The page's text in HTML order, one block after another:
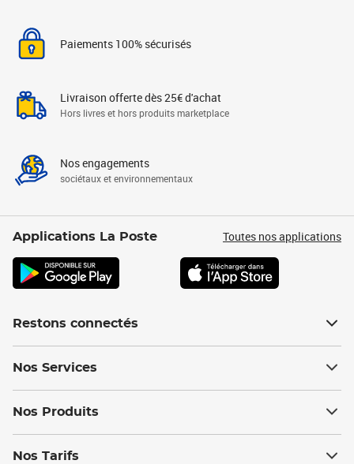
Paiements 100% sécurisés
Livraison offerte dès 25€ d'achat
Hors livres et hors produits marketplace
Nos engagements
sociétaux et environnementaux
Applications La Poste Toutes nos applications
Restons connectés
Nos Services
Nos Produits
Nos Tarifs